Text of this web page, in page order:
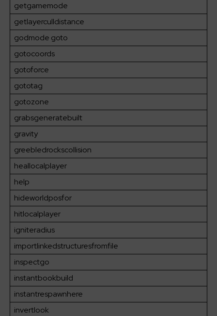
getgamemode
getlayerculldistance
godmode goto
gotocoords
gotoforce
gototag
gotozone
grabsgeneratebuilt
gravity
greebledrockscollision
heallocalplayer
help
hideworldposfor
hitlocalplayer
igniteradius
importlinkedstructuresfromfile
inspectgo
instantbookbuild
instantrespawnhere
invertlook